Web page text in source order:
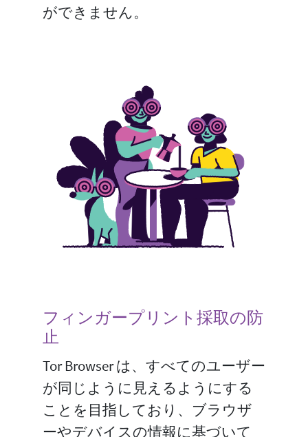
ができません。
フィンガープリント採取の防
止
Tor Browser は、すべてのユーザー
が同じように見えるようにする
ことを目指しており、ブラウザ
ーやデバイスの情報に基づいて